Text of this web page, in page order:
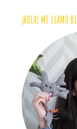
¡HOLA! ME LLAMO